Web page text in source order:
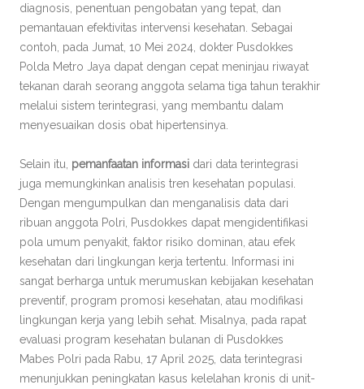
diagnosis, penentuan pengobatan yang tepat, dan
pemantauan efektivitas intervensi kesehatan. Sebagai
contoh, pada Jumat, 10 Mei 2024, dokter Pusdokkes
Polda Metro Jaya dapat dengan cepat meninjau riwayat
tekanan darah seorang anggota selama tiga tahun terakhir
melalui sistem terintegrasi, yang membantu dalam
menyesuaikan dosis obat hipertensinya.
Selain itu, pemanfaatan informasi dari data terintegrasi
juga memungkinkan analisis tren kesehatan populasi.
Dengan mengumpulkan dan menganalisis data dari
ribuan anggota Polri, Pusdokkes dapat mengidentifikasi
pola umum penyakit, faktor risiko dominan, atau efek
kesehatan dari lingkungan kerja tertentu. Informasi ini
sangat berharga untuk merumuskan kebijakan kesehatan
preventif, program promosi kesehatan, atau modifikasi
lingkungan kerja yang lebih sehat. Misalnya, pada rapat
evaluasi program kesehatan bulanan di Pusdokkes
Mabes Polri pada Rabu, 17 April 2025, data terintegrasi
menunjukkan peningkatan kasus kelelahan kronis di unit-